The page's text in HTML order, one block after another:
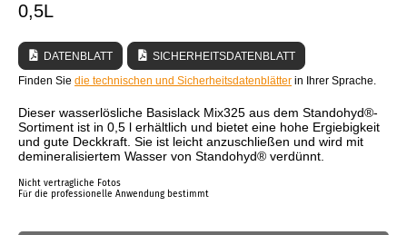
0,5L
DATENBLATT
SICHERHEITSDATENBLATT
Finden Sie die technischen und Sicherheitsdatenblätter in Ihrer Sprache.
Dieser wasserlösliche Basislack Mix325 aus dem Standohyd®-
Sortiment ist in 0,5 l erhältlich und bietet eine hohe Ergiebigkeit
und gute Deckkraft. Sie ist leicht anzuschließen und wird mit
demineralisiertem Wasser von Standohyd® verdünnt.
Nicht vertragliche Fotos
Für die professionelle Anwendung bestimmt